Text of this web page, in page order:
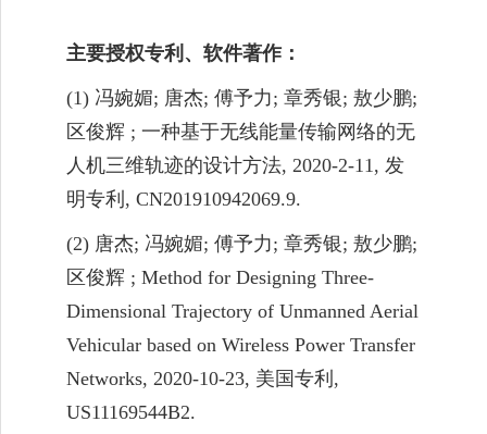
主要授权专利 、 软件著作：
(1) 冯婉媚; 唐杰; 傅予力; 章秀银; 敖少鹏;
区俊辉 ; 一种基于无线能量传输网络的无
人机三维轨迹的设计方法, 2020-2-11, 发
明专利 , CN201910942069.9.
(2) 唐杰; 冯婉媚; 傅予力; 章秀银; 敖少鹏;
区俊辉 ; Method for Designing Three-
Dimensional Trajectory of Unmanned Aerial
Vehicular based on Wireless Power Transfer
Networks, 2020-10-23, 美国专利 ,
US11169544B2.